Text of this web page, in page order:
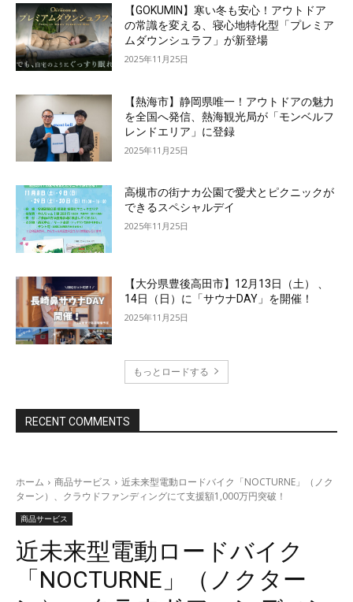
【GOKUMIN】寒い冬も安心！アウトドア
の常識を変える、寝心地特化型「プレミア
ムダウンシュラフ」が新登場
2025年11月25日
【熱海市】静岡県唯一！アウトドアの魅力
を全国へ発信、熱海観光局が「モンベルフ
レンドエリア」に登録
2025年11月25日
高槻市の街ナカ公園で愛犬とピクニックが
できるスペシャルデイ
2025年11月25日
【大分県豊後高田市】12月13日（土） 、
14日（日）に「サウナDAY」を開催！
2025年11月25日
もっとロードする
RECENT COMMENTS